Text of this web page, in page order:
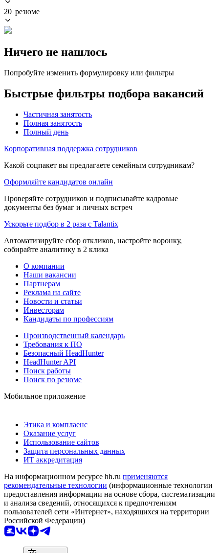
20 резюме
Ничего не нашлось
Попробуйте изменить формулировку или фильтры
Быстрые фильтры подбора вакансий
Частичная занятость
Полная занятость
Полный день
Корпоративная поддержка сотрудников
Какой соцпакет вы предлагаете семейным сотрудникам?
Оформляйте кандидатов онлайн
Проверяйте сотрудников и подписывайте кадровые
документы без бумаг и личных встреч
Ускорьте подбор в 2 раза с Talantix
Автоматизируйте сбор откликов, настройте воронку,
собирайте аналитику в 2 клика
О компании
Наши вакансии
Партнерам
Реклама на сайте
Новости и статьи
Инвесторам
Кандидаты по профессиям
Производственный календарь
Требования к ПО
Безопасный HeadHunter
HeadHunter API
Поиск работы
Поиск по резюме
Мобильное приложение
Этика и комплаенс
Оказание услуг
Использование сайтов
Защита персональных данных
ИТ аккредитация
На информационном ресурсе hh.ru применяются
рекомендательные технологии (информационные технологии
предоставления информации на основе сбора, систематизации
и анализа сведений, относящихся к предпочтениям
пользователей сети «Интернет», находящихся на территории
Российской Федерации)